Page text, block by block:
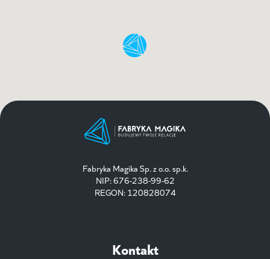
Fabryka Magika Sp. z o.o. sp.k.
NIP: 676-238-99-62
REGON: 120828074
Kontakt